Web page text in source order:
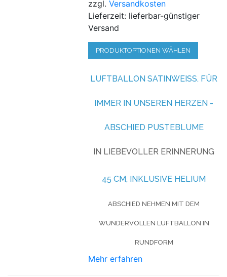
zzgl.Versandkosten
Lieferzeit: lieferbar-günstiger
Versand
PRODUKTOPTIONEN WÄHLEN
LUFTBALLON SATINWEISS. FÜR
IMMER IN UNSEREN HERZEN -
ABSCHIED PUSTEBLUME
IN LIEBEVOLLER ERINNERUNG
45 CM, INKLUSIVE HELIUM
ABSCHIED NEHMEN MIT DEM
WUNDERVOLLEN LUFTBALLON IN
RUNDFORM
Mehr erfahren